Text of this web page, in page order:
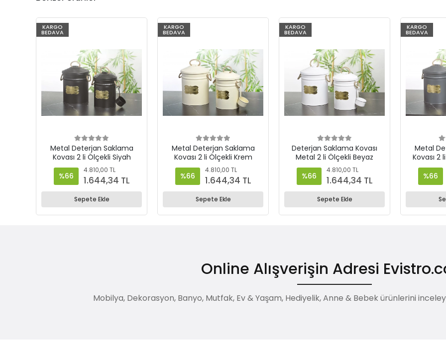
KARGO
BEDAVA
%66
Metal Deterjan Saklama
Kovası 2 li Ölçekli Siyah
%66
4.810,00 TL
1.644,34 TL
Sepete Ekle
KARGO
BEDAVA
%66
Metal Deterjan Saklama
Kovası 2 li Ölçekli Krem
%66
4.810,00 TL
1.644,34 TL
Sepete Ekle
KARGO
BEDAVA
%66
Deterjan Saklama Kovası
Metal 2 li Ölçekli Beyaz
%66
4.810,00 TL
1.644,34 TL
Sepete Ekle
KARGO
BEDAVA
%66
Metal
Kovası 2
%66
Online Alışverişin Adresi
Mobilya, Dekorasyon, Banyo, Mutfak, Ev & Yaşam, Hediyelik, Anne & Bebek ürünlerini